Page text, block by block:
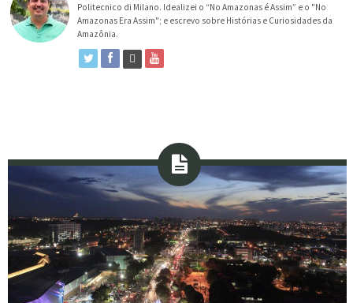
Politecnico di Milano. Idealizei o “No Amazonas é Assim” e o "No
Amazonas Era Assim"; e escrevo sobre Histórias e Curiosidades da
Amazônia.